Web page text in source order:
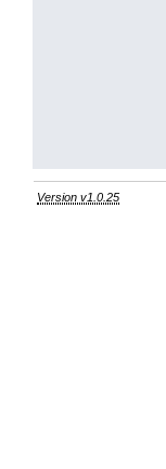
Version v1.0.25